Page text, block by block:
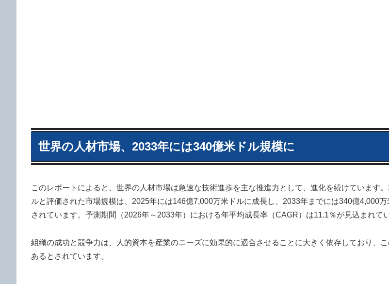
世界の人材市場、2033年には340億米ドル規模に
このレポートによると、世界の人材市場は急速な技術進歩を主な推進力として、進化を続けています
ルと評価された市場規模は、2025年には146億7,000万米ドルに成長し、2033年までには340億4,000
されています。予測期間（2026年～2033年）における年平均成長率（CAGR）は11.1％が見込まれてい
組織の成功と競争力は、人的資本を産業のニーズに効果的に適合させることに大きく依存しており、
あるとされています。